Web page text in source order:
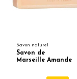
Savon naturel
Savon de
Marseille Amande